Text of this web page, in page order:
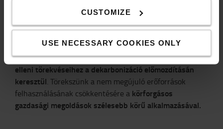
CUSTOMIZE
USE NECESSARY COOKIES ONLY
biztosítása érdekében, különös hangsúlyt helyezve az
éghajlatvédelmi intézkedésekre és a társadalmi
méltányosság előmozdítására.
Érdemben hozzájárulunk a társadaloméghajlatváltozás
elleni törekvéseihez a dekarbonizáció előmozdításán
keresztül. Törekszünk a nem megújuló erőforrások
felhasználásának csökkentésére a körforgásos
gazdasági megoldások szélesebb körű alkalmazásával.